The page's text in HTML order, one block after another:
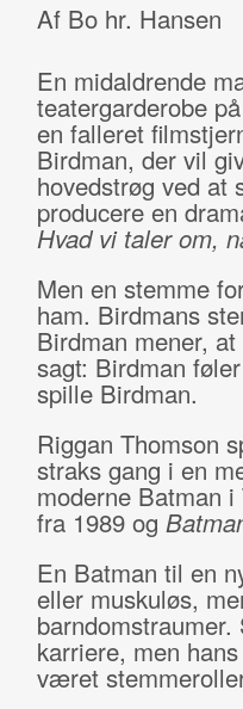
Af Bo hr. Hansen
En midaldrende
teatergarderobe
en falleret
Birdman, der vil
hovedstrøg ved at
producere en
Hvad vi taler om,
Men en stemme
ham. Birdmans
Birdman mener,
sagt: Birdman
spille Birdman.
Riggan Thomson
straks gang i en
moderne Batman
fra 1989 og
En Batman til en
eller muskuløs,
karriere, men
været